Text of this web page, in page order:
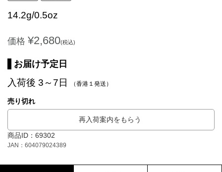
14.2g/0.5oz
価格 ¥2,680(税込)
お届け予定日
入荷後 3～7日 （香港１発送）
売り切れ
再入荷案内をもらう
商品ID：69302
JAN：604079024389